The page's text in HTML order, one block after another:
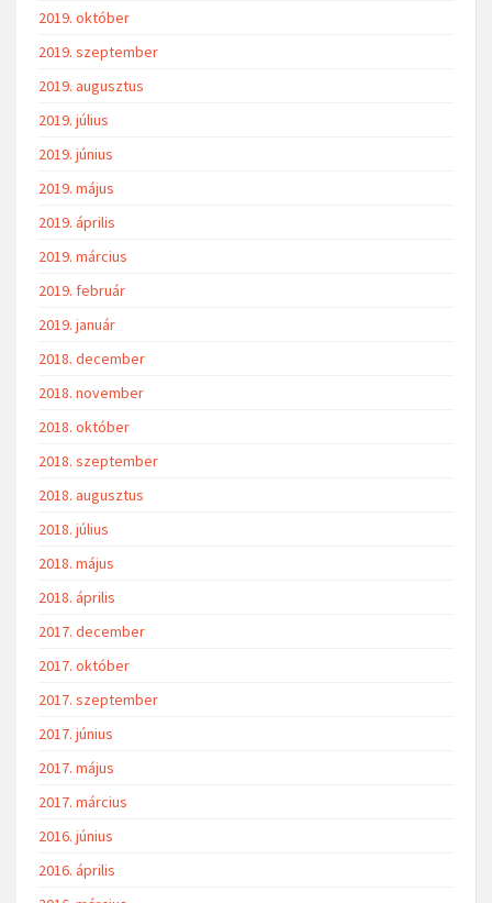
2019. október
2019. szeptember
2019. augusztus
2019. július
2019. június
2019. május
2019. április
2019. március
2019. február
2019. január
2018. december
2018. november
2018. október
2018. szeptember
2018. augusztus
2018. július
2018. május
2018. április
2017. december
2017. október
2017. szeptember
2017. június
2017. május
2017. március
2016. június
2016. április